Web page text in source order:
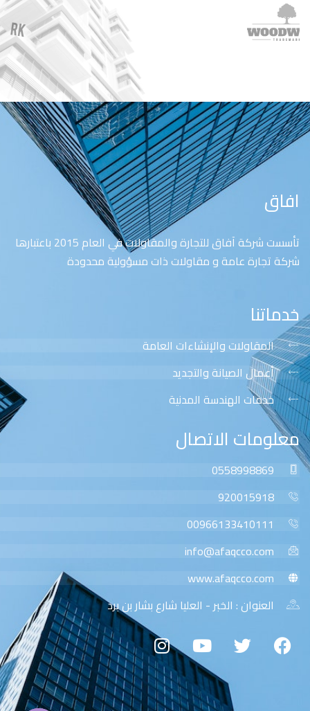
افاق
تأسست شركة آفاق للتجارة والمقاولات في العام 2015 باعتبارها
شركة تجارة عامة و مقاولات ذات مسؤولية محدودة
خدماتنا
المقاولات والإنشاءات العامة
أعمال الصيانة والتجديد
خدمات الهندسة المدنية
معلومات الاتصال
0558998869
920015918
00966133410111
info@afaqcco.com
www.afaqcco.com
العنوان : الخبر - العليا شارع بشار بن برد